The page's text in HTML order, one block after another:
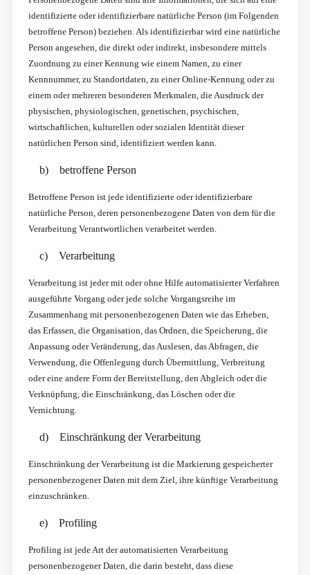
identifizierte oder identifizierbare natürliche Person (im Folgenden
betroffene Person) beziehen. Als identifizierbar wird eine natürliche
Person angesehen, die direkt oder indirekt, insbesondere mittels
Zuordnung zu einer Kennung wie einem Namen, zu einer
Kennnummer, zu Standortdaten, zu einer Online-Kennung oder zu
einem oder mehreren besonderen Merkmalen, die Ausdruck der
physischen, physiologischen, genetischen, psychischen,
wirtschaftlichen, kulturellen oder sozialen Identität dieser
natürlichen Person sind, identifiziert werden kann.
b) betroffene Person
Betroffene Person ist jede identifizierte oder identifizierbare
natürliche Person, deren personenbezogene Daten von dem für die
Verarbeitung Verantwortlichen verarbeitet werden.
c) Verarbeitung
Verarbeitung ist jeder mit oder ohne Hilfe automatisierter Verfahren
ausgeführte Vorgang oder jede solche Vorgangsreihe im
Zusammenhang mit personenbezogenen Daten wie das Erheben,
das Erfassen, die Organisation, das Ordnen, die Speicherung, die
Anpassung oder Veränderung, das Auslesen, das Abfragen, die
Verwendung, die Offenlegung durch Übermittlung, Verbreitung
oder eine andere Form der Bereitstellung, den Abgleich oder die
Verknüpfung, die Einschränkung, das Löschen oder die
Vernichtung.
d) Einschränkung der Verarbeitung
Einschränkung der Verarbeitung ist die Markierung gespeicherter
personenbezogener Daten mit dem Ziel, ihre künftige Verarbeitung
einzuschränken.
e) Profiling
Profiling ist jede Art der automatisierten Verarbeitung
personenbezogener Daten, die darin besteht, dass diese